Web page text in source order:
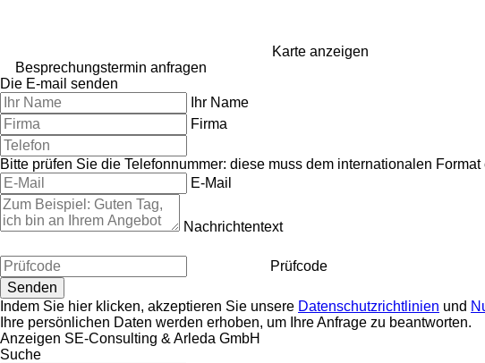
Karte anzeigen
Besprechungstermin anfragen
Die E-mail senden
Ihr Name
Firma
Bitte prüfen Sie die Telefonnummer: diese muss dem internationalen
E-Mail
Nachrichtentext
Prüfcode
Indem Sie hier klicken, akzeptieren Sie unsere Datenschutzrichtlinien und
Ihre persönlichen Daten werden erhoben, um Ihre Anfrage zu beantworten.
Anzeigen SE-Consulting & Arleda GmbH
Suche